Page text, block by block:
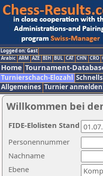
Logged on: Gast
Arabic ARM AZE BIH BUL CAT CHN CRO
Home Tournament-
Turnierschach-Elozahl
Allgemeines Turnier
Willkommen bei
Nachname
Ebene
Personennummer
FIDE-Elolisten Stand